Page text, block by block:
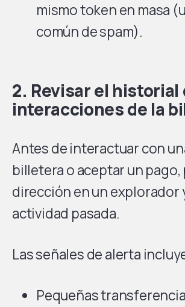
mismo token en masa
común de spam).
2. Revisar el historial
interacciones de la
Antes de interactuar con
billetera o aceptar un pago,
dirección en un explorador
actividad pasada.
Las señales de alerta
Pequeñas